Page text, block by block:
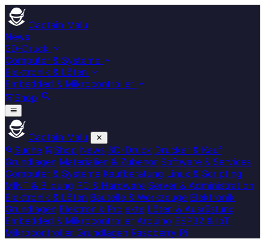
Captain Malu
News
3D-Druck
Computer & Systeme
Elektronik & Löten
Embedded & Mikrocontroller
Shop
Captain Malu
Suche
Shop News 3D-Druck Drucker & Kauf
Grundlagen Materialien & Zubehör Software & Services
Computer & Systeme Kaufberatung Linux & Scripting
MINT & Bildung PC & Hardware Server & Administration
Elektronik & Löten Bauteile & Werkzeuge Elektronik
Grundlagen Elektronik Projekte Löten & Ausrüstung
Embedded & Mikrocontroller Arduino ESP32 & IoT
Mikrocontroller Grundlagen Raspberry Pi